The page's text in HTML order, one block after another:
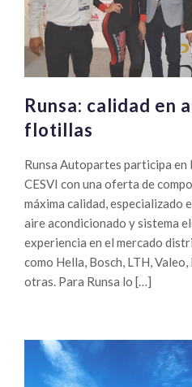
Runsa: calidad en
flotillas
Runsa Autopartes participa en
CESVI con una oferta de
máxima calidad, especializado
aire acondicionado y sistema
experiencia en el mercado
como Hella, Bosch, LTH,
otras. Para Runsa lo […]